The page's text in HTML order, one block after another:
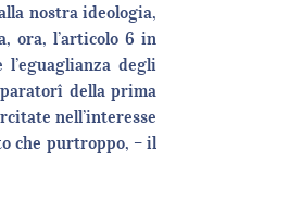
nostra ideologia,
ora, l’articolo 6 in
degli
della prima
nell’interesse
che purtroppo, – il